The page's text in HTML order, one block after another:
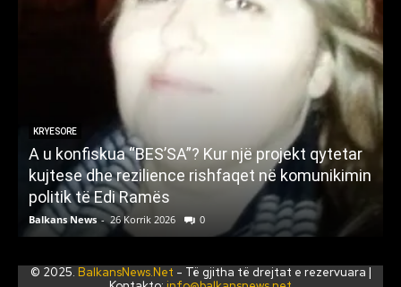
KRYESORE
A u konfiskua “BES’SA”? Kur një projekt qytetar
kujtese dhe rezilience rishfaqet në komunikimin
politik të Edi Ramës
Balkans News - 26 Korrik 2026 0
© 2025. BalkansNews.Net - Të gjitha të drejtat e rezervuara |